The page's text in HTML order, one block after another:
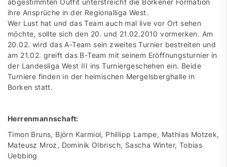
ihre Ansprüche in der Regionalliga West.
Wer Lust hat und das Team auch mal live vor Ort sehen
möchte, sollte sich den 20. und 21.02.2010 vormerken. Am
20.02. wird das A-Team sein zweites Turnier bestreiten und
am 21.02. greift das B-Team mit seinem Eröffnungsturnier in
der Landesliga West III ins Turniergeschehen ein. Beide
Turniere finden in der heimischen Mergelsberghalle in
Borken statt.
Herrenmannschaft:
Timon Bruns, Björn Karmiol, Phillipp Lampe, Mathias Motzek,
Mateusz Mroz, Dominik Olbrisch, Sascha Winter, Tobias
Uebbing